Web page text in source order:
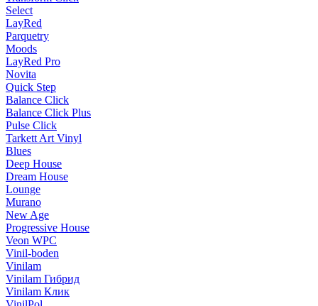
Select
LayRed
Parquetry
Moods
LayRed Pro
Novita
Quick Step
Balance Click
Balance Click Plus
Pulse Click
Tarkett Art Vinyl
Blues
Deep House
Dream House
Lounge
Murano
New Age
Progressive House
Veon WPC
Vinil-boden
Vinilam
Vinilam Гибрид
Vinilam Клик